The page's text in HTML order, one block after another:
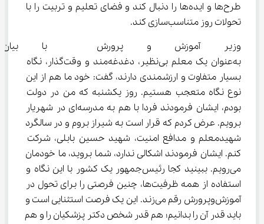
طرح‌ها و ایده‌ها را دنبال کند و فضای تعلیم و تربیت را با
تحولات روز متناسب‌سازی کند.
وزیر آموزش و پرورش  با بیان
به‌عنوان یک معلم بی‌نظیر، دغدغه‌مند و وقت‌گذار، نگاه
بسیار متفاوت و ارزشمندی دارند، گفت: خود ما هم از این
نوع نگاه متعجب هستیم. روز یکشنبه که من در دولت
بودم، ایشان فرمودند فردا با هم به مدرسه‌ای در شهریار
برویم. عرض کردم که قرار است به شیراز بروم و در سالگرد
شهیدمعلم و مدافع امنیت، شهید حسین بابلی، شرکت
کنم. ایشان فرمودند اشکالی ندارد، شما بروید، ما خودمان
می‌رویم. ببینید کجا رئیس‌جمهور یک کشور با این نگاه و
استفاده از همه ظرفیت‌ها، چنین فرصتی را برای تحول در
آموزش‌وپرورش رقم می‌زند. این یک فرصت استثنایی است و
باید قدر آن را بدانیم؛ هم قدر شخص دکتر پزشکیان را و هم